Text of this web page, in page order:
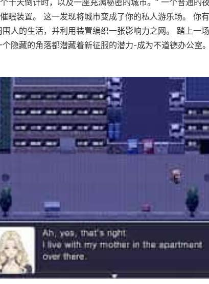
眠装置。 这一发现将城市变成了你的私人游乐场。 你
人的生活，并利用装置编织一张影响力之网。 踏上一
隐藏的角落都潜藏着新征服的潜力-成为不道德办公室。